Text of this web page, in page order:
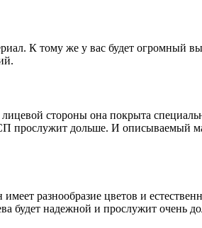
К тому же у вас будет огромный
лицевой стороны она покрыта
прослужит дольше. И описываемый
разнообразие цветов и
будет надежной и прослужит очень